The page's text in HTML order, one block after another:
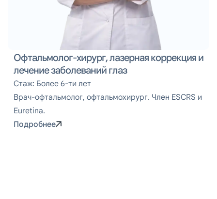
Офтальмолог-хирург, лазерная коррекция и
лечение заболеваний глаз
Стаж: Более 6-ти лет
Врач-офтальмолог, офтальмохирург. Член ESCRS и
Euretina.
Подробнее